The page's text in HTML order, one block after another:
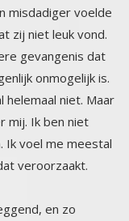
veroorzaakt.
en zo
persoon
je de ander
als een fijn
maar je bent